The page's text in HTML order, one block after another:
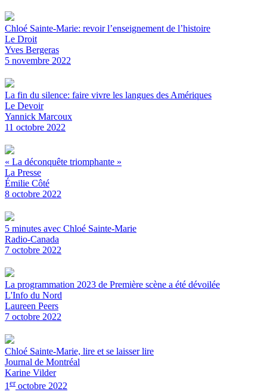
Chloé Sainte-Marie: revoir l’enseignement de l’histoire
Le Droit
Yves Bergeras
5 novembre 2022
La fin du silence: faire vivre les langues des Amériques
Le Devoir
Yannick Marcoux
11 octobre 2022
« La déconquête triomphante »
La Presse
Émilie Côté
8 octobre 2022
5 minutes avec Chloé Sainte-Marie
Radio-Canada
7 octobre 2022
La programmation 2023 de Première scène a été dévoilée
L'Info du Nord
Laureen Peers
7 octobre 2022
Chloé Sainte-Marie, lire et se laisser lire
Journal de Montréal
Karine Vilder
1eroctobre 2022